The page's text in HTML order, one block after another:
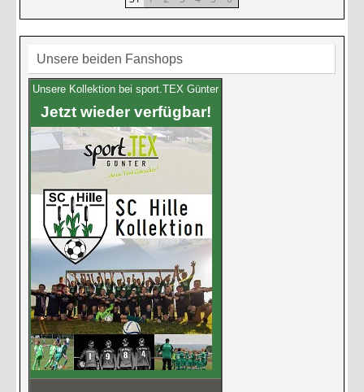
Unsere beiden Fanshops
Unsere Kollektion bei sport.TEX Günter
Jetzt wieder verfügbar!